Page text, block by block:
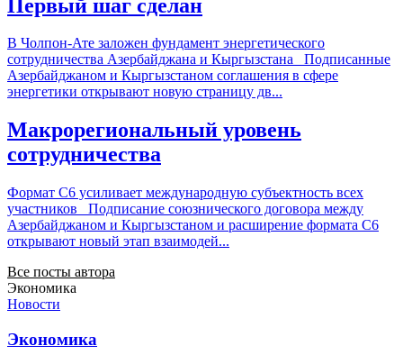
Первый шаг сделан
В Чолпон-Ате заложен фундамент энергетического
сотрудничества Азербайджана и Кыргызстана Подписанные
Азербайджаном и Кыргызстаном соглашения в сфере
энергетики открывают новую страницу дв...
Макрорегиональный уровень
сотрудничества
Формат С6 усиливает международную субъектность всех
участников Подписание союзнического договора между
Азербайджаном и Кыргызстаном и расширение формата С6
открывают новый этап взаимодей...
Все посты автора
Экономика
Новости
Экономика